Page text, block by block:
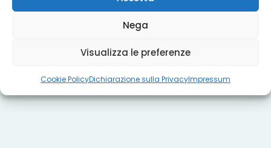
Nega
Visualizza le preferenze
Cookie PolicyDichiarazione sulla PrivacyImpressum
Titoli sociali